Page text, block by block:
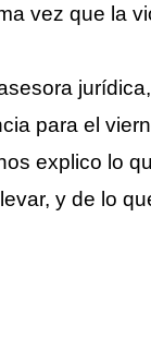
vez que la
para el
explico lo
y de lo